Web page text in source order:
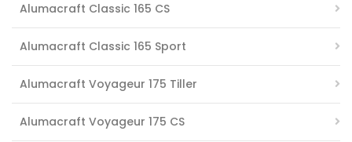
Alumacraft Classic 165 CS
Alumacraft Classic 165 Sport
Alumacraft Voyageur 175 Tiller
Alumacraft Voyageur 175 CS